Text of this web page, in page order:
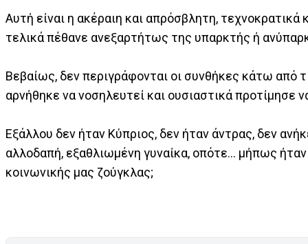
Αυτή είναι η ακέραιη και απρόσβλητη,
τελικά πέθανε ανεξαρτήτως της υπαρκτής ή
Βεβαίως, δεν περιγράφονται οι συνθήκες κάτω από
αρνήθηκε να νοσηλευτεί και ουσιαστικά προτίμησε
Εξάλλου δεν ήταν Κύπριος, δεν ήταν άντρας, δεν
αλλοδαπή, εξαθλιωμένη γυναίκα, οπότε… μήπως
κοινωνικής μας ζούγκλας;